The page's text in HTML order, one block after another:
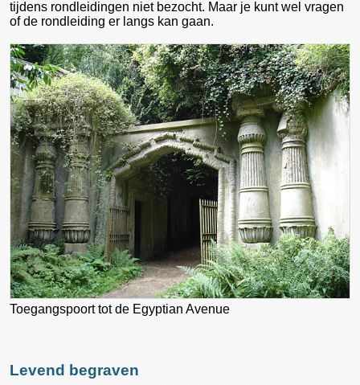
tijdens rondleidingen niet bezocht. Maar je kunt wel vragen
of de rondleiding er langs kan gaan.
Toegangspoort tot de Egyptian Avenue
Levend begraven